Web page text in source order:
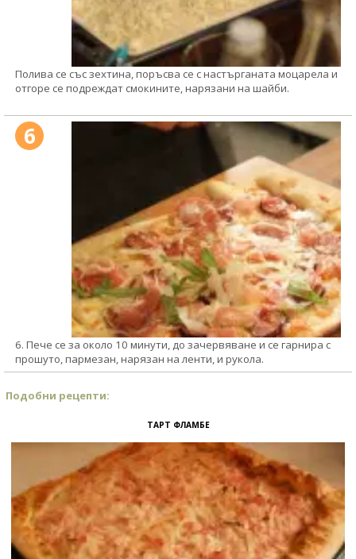
Полива се със зехтина, поръсва се с настърганата моцарела и
отгоре се подреждат смокините, нарязани на шайби.
6
6. Пече се за около 10 минути, до зачервяване и се гарнира с
прошуто, пармезан, нарязан на ленти, и рукола.
Подобни рецепти:
ТАРТ ФЛАМБЕ